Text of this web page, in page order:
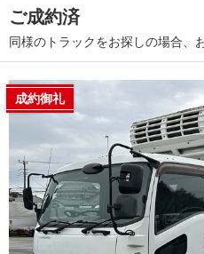
ご成約済
同様のトラックをお探しの場合、
成約御礼